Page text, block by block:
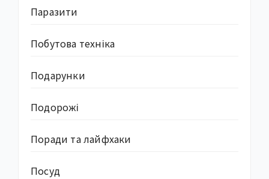
Паразити
Побутова техніка
Подарунки
Подорожі
Поради та лайфхаки
Посуд